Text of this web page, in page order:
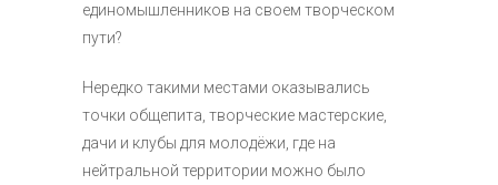
единомышленников на своем творческом
пути?
Нередко такими местами оказывались
точки общепита, творческие мастерские,
дачи и клубы для молодёжи, где на
нейтральной территории можно было